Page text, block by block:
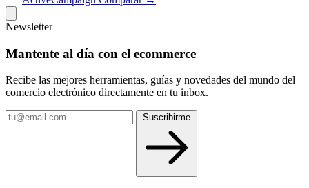
Intuit Assist (IA generativa): generación de
de email, líneas de asunto, contenido y
recomendaciones de diseño
SMS marketing: campañas y automatizaciones por
Segmentación predictiva: demografía predicha,
probabilidad de compra, segmentos
Newsletter
Mantente al día con el ecommerce
Recibe las mejores herramientas, guías y novedades del mundo del
comercio electrónico directamente en tu inbox.
Tu
email
Suscribirme